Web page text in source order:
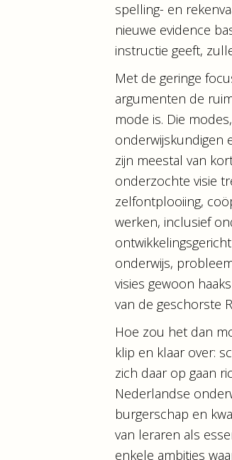
spelling- en
nieuwe evidence
instructie geeft,
Met de geringe
argumenten de
mode is. Die
onderwijskundigen
zijn meestal van
onderzochte visie
zelfontplooiing,
werken, inclusief
onderwijs,
visies gewoon
van de geschorste
Hoe zou het dan
klip en klaar over:
zich daar op gaan
Nederlandse
burgerschap en
van leraren als
enkele ambities